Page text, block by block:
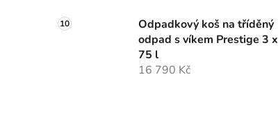
Odpadkový koš na tříděný
odpad s víkem Prestige 3 x
75 l
16 790 Kč